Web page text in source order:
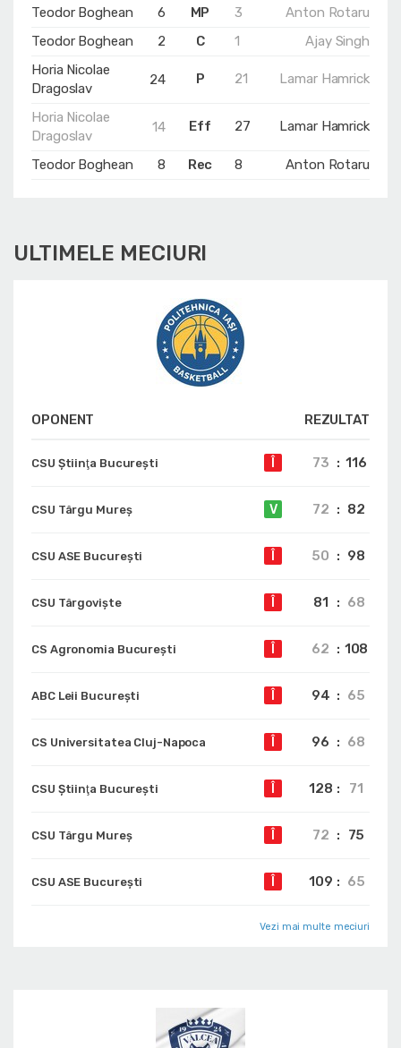
Teodor Boghean 6 MP 3
Anton Rotaru
Teodor Boghean
2 C 1
Ajay Singh
Horia Nicolae
Dragoslav
24 P 21 Lamar Hamrick
Horia Nicolae
Dragoslav
14 Eff 27 Lamar Hamrick
Teodor Boghean 8 Rec 8 Anton Rotaru
ULTIMELE MECIURI
OPONENT REZULTAT
CSU Ştiinţa Bucureşti 73 : 116
CSU Târgu Mureș V 72 : 82
CSU ASE București 50 : 98
CSU Târgoviște 81 : 68
CS Agronomia București 62 : 108
ABC Leii București 94 : 65
CS Universitatea Cluj-Napoca 96 : 68
CSU Ştiinţa Bucureşti 128 : 71
CSU Târgu Mureș 72 : 75
CSU ASE București 109 : 65
Vezi mai multe meciuri